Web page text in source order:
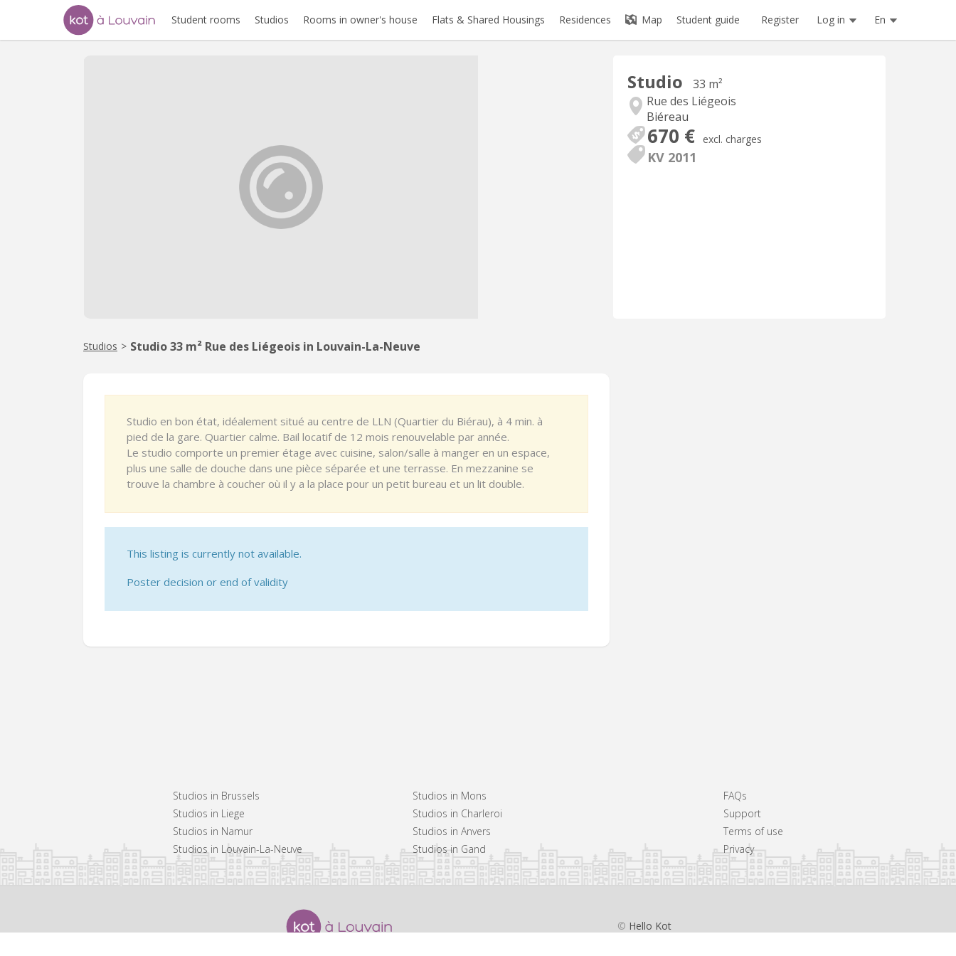
Student rooms Studios Rooms in owner's house Flats & Shared Housings Residences Map Student guide Register Log in En
Studio
33 m²
Rue des Liégeois
Biéreau
670 € excl. charges
KV 2011
Studios > Studio 33 m² Rue des Liégeois in Louvain-La-Neuve
Studio en bon état, idéalement situé au centre de LLN (Quartier du Biérau), à 4 min. à
pied de la gare. Quartier calme. Bail locatif de 12 mois renouvelable par année.
Le studio comporte un premier étage avec cuisine, salon/salle à manger en un espace,
plus une salle de douche dans une pièce séparée et une terrasse. En mezzanine se
trouve la chambre à coucher où il y a la place pour un petit bureau et un lit double.
This listing is currently not available.
Poster decision or end of validity
Studios in Brussels
Studios in Liege
Studios in Namur
Studios in Louvain-La-Neuve
Studios in Mons
Studios in Charleroi
Studios in Anvers
Studios in Gand
FAQs
Support
Terms of use
Privacy
© Hello Kot